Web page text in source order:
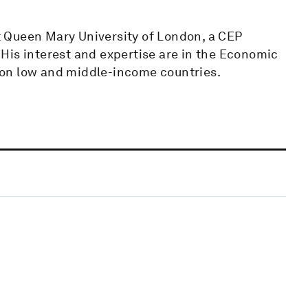
Mary University of London, a CEP
interest and expertise are in the Economic
low and middle-income countries.